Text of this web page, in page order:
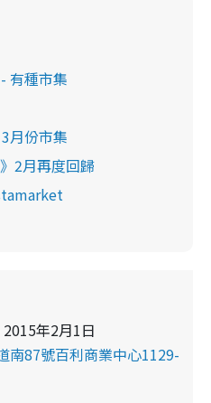
有種市集
月份市集
2月再度回歸
年2月1日
南87號百利商業中心1129-